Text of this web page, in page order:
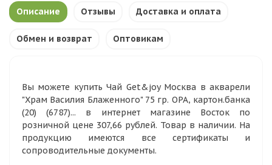
Описание Отзывы Доставка и оплата
Обмен и возврат Оптовикам
Вы можете купить Чай Get&joy Москва в акварели
"Храм Василия Блаженного" 75 гр. ОРА, картон.банка
(20) (6787)... в интернет магазине Восток по
розничной цене 307,66 рублей. Товар в наличии. На
продукцию имеются все сертификаты и
сопроводительные документы.